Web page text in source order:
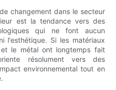
changement dans le secteur
est la tendance vers des
qui ne font aucun
l'esthétique. Si les matériaux
le métal ont longtemps fait
résolument vers des
environnemental tout en